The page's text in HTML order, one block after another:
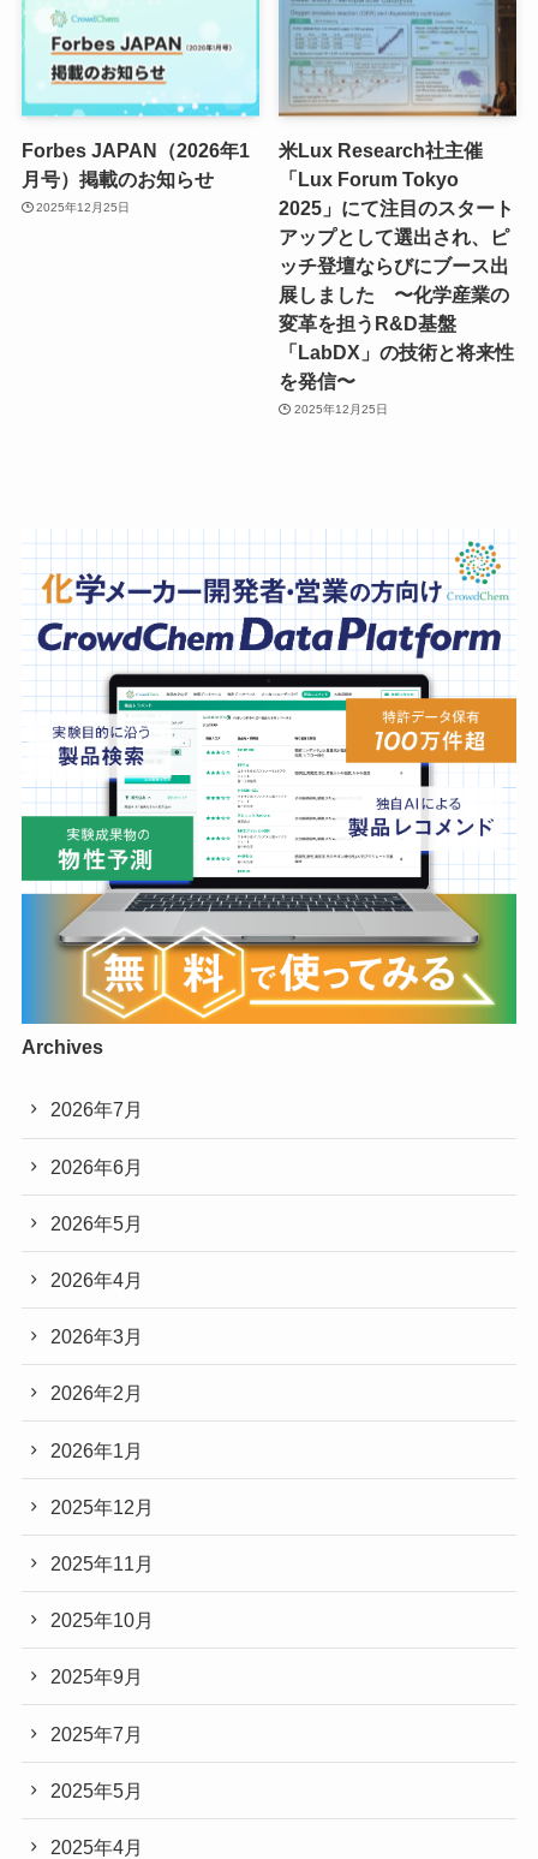
Forbes JAPAN（2026年1
月号）掲載のお知らせ
2025年12月25日
米Lux Research社主催
「Lux Forum Tokyo
2025」にて注目のスタート
アップとして選出され、ピ
ッチ登壇ならびにブース出
展しました 〜化学産業の
変革を担うR&D基盤
「LabDX」の技術と将来性
を発信〜
2025年12月25日
Archives
2026年7月
2026年6月
2026年5月
2026年4月
2026年3月
2026年2月
2026年1月
2025年12月
2025年11月
2025年10月
2025年9月
2025年7月
2025年5月
2025年4月